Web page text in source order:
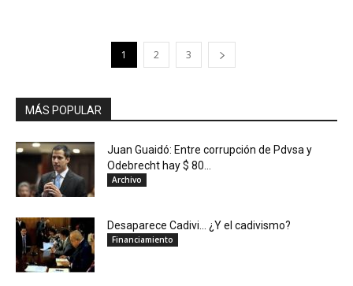
1 2 3
MÁS POPULAR
Juan Guaidó: Entre corrupción de Pdvsa y
Odebrecht hay $ 80...
Archivo
Desaparece Cadivi… ¿Y el cadivismo?
Financiamiento